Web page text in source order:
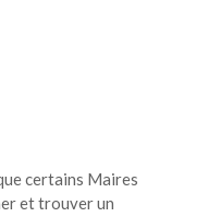
certains Maires
et trouver un